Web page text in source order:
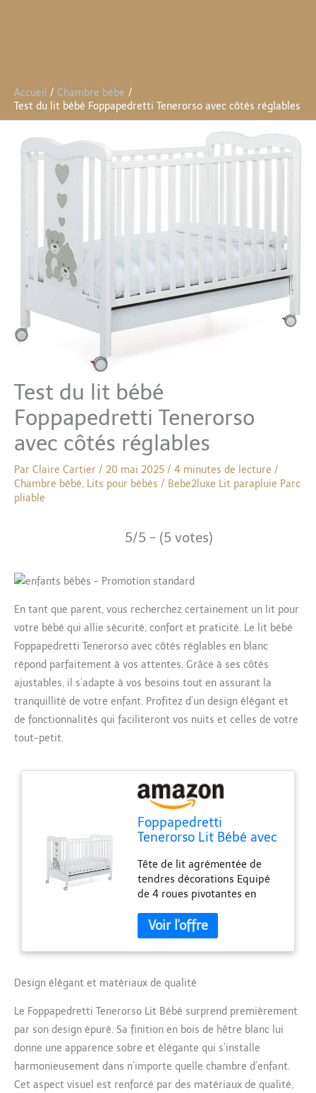
Accueil
Chambre bébé
Test du lit bébé Foppapedretti Tenerorso avec côtés réglables
Test du lit bébé
Foppapedretti Tenerorso
avec côtés réglables
Par Claire Cartier / 20 mai 2025 / 4 minutes de lecture /
Chambre bébé, Lits pour bébés / Bebe2luxe Lit parapluie Parc
pliable
5/5 - (5 votes)
En tant que parent, vous recherchez certainement un lit pour
votre bébé qui allie sécurité, confort et praticité. Le lit bébé
Foppapedretti Tenerorso avec côtés réglables en blanc
répond parfaitement à vos attentes. Grâce à ses côtés
ajustables, il s’adapte à vos besoins tout en assurant la
tranquillité de votre enfant. Profitez d’un design élégant et
de fonctionnalités qui faciliteront vos nuits et celles de votre
tout-petit.
Foppapedretti
Tenerorso Lit Bébé avec
Tête de lit agrémentée de
tendres décorations Equipé
de 4 roues pivotantes en
qui facilitent le déplacement
Sommier à lattes en bois de
hêtre massif pouvant être
et grand tiroir utile pour
bois de hêtre massif peint
avec des couleurs non
toxiques, testé selon les
normes européennes
Design élégant et matériaux de qualité
Le Foppapedretti Tenerorso Lit Bébé surprend premièrement
par son design épuré. Sa finition en bois de hêtre blanc lui
donne une apparence sobre et élégante qui s’installe
harmonieusement dans n’importe quelle chambre d’enfant.
Cet aspect visuel est renforcé par des matériaux de qualité,